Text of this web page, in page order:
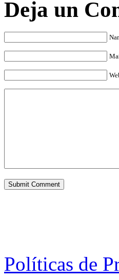
Deja un
Políticas de